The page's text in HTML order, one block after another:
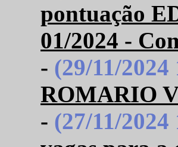
pontuação
01/2024 -
- (29/11/2024
ROMARIO
- (27/11/2024